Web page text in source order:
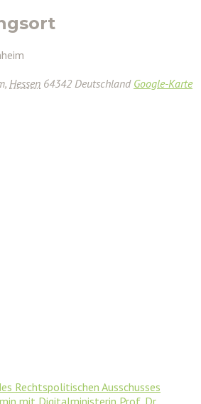
, Hessen 64342 Deutschland Google-Karte
Rechtspolitischen Ausschusses